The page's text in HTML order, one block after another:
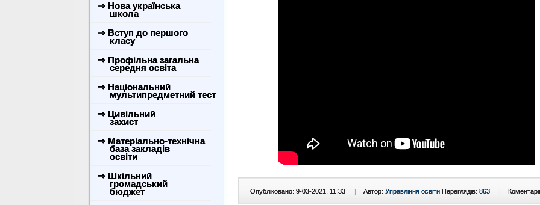
⇒ Нова українська
школа
⇒ Вступ до першого
класу
⇒ Профільна загальна
середня освіта
⇒ Національний
мультипредметний тест
⇒ Цивільний
захист
⇒ Матеріально-технічна
база закладів
освіти
⇒ Шкільний
громадський
бюджет
Опубліковано: 9-03-2021, 11:33 | Автор: Управління освіти Переглядів: 863 |